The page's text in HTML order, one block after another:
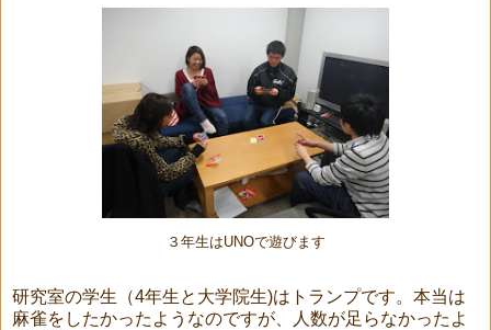
３年生はUNOで遊びます
研究室の学生（4年生と大学院生)はトランプです。本当は
麻雀をしたかったようなのですが、人数が足らなかったよ